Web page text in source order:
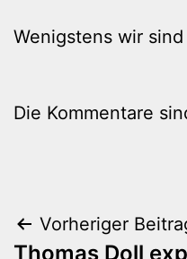
Wenigstens wir
Die Kommentare
Vorheriger
Thomas Doll